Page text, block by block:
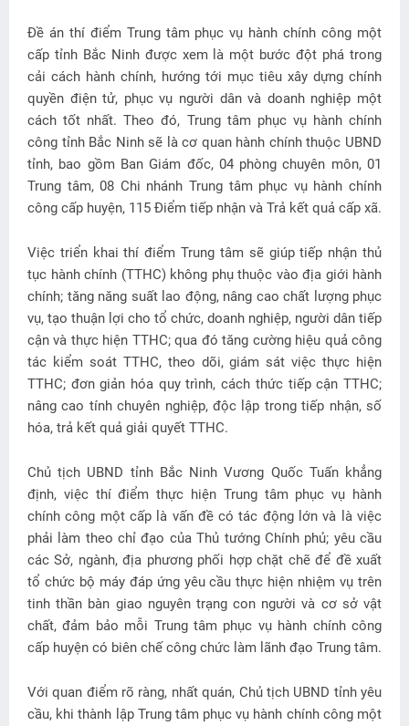
Đề án thí điểm Trung tâm phục vụ hành chính công một
cấp tỉnh Bắc Ninh được xem là một bước đột phá trong
cải cách hành chính, hướng tới mục tiêu xây dựng chính
quyền điện tử, phục vụ người dân và doanh nghiệp một
cách tốt nhất. Theo đó, Trung tâm phục vụ hành chính
công tỉnh Bắc Ninh sẽ là cơ quan hành chính thuộc UBND
tỉnh, bao gồm Ban Giám đốc, 04 phòng chuyên môn, 01
Trung tâm, 08 Chi nhánh Trung tâm phục vụ hành chính
công cấp huyện, 115 Điểm tiếp nhận và Trả kết quả cấp xã.
Việc triển khai thí điểm Trung tâm sẽ giúp tiếp nhận thủ
tục hành chính (TTHC) không phụ thuộc vào địa giới hành
chính; tăng năng suất lao động, nâng cao chất lượng phục
vụ, tạo thuận lợi cho tổ chức, doanh nghiệp, người dân tiếp
cận và thực hiện TTHC; qua đó tăng cường hiệu quả công
tác kiểm soát TTHC, theo dõi, giám sát việc thực hiện
TTHC; đơn giản hóa quy trình, cách thức tiếp cận TTHC;
nâng cao tính chuyên nghiệp, độc lập trong tiếp nhận, số
hóa, trả kết quả giải quyết TTHC.
Chủ tịch UBND tỉnh Bắc Ninh Vương Quốc Tuấn khẳng
định, việc thí điểm thực hiện Trung tâm phục vụ hành
chính công một cấp là vấn đề có tác động lớn và là việc
phải làm theo chỉ đạo của Thủ tướng Chính phủ; yêu cầu
các Sở, ngành, địa phương phối hợp chặt chẽ để đề xuất
tổ chức bộ máy đáp ứng yêu cầu thực hiện nhiệm vụ trên
tinh thần bàn giao nguyên trạng con người và cơ sở vật
chất, đảm bảo mỗi Trung tâm phục vụ hành chính công
cấp huyện có biên chế công chức làm lãnh đạo Trung tâm.
Với quan điểm rõ ràng, nhất quán, Chủ tịch UBND tỉnh yêu
cầu, khi thành lập Trung tâm phục vụ hành chính công một